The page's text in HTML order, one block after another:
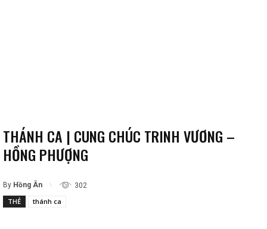
THÁNH CA | CUNG CHÚC TRINH VƯƠNG –
HỒNG PHƯỢNG
By Hồng Ân 302
THẺ thánh ca